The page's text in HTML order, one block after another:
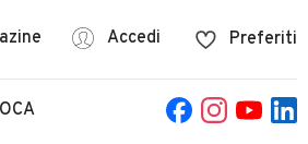
Accedi Preferiti